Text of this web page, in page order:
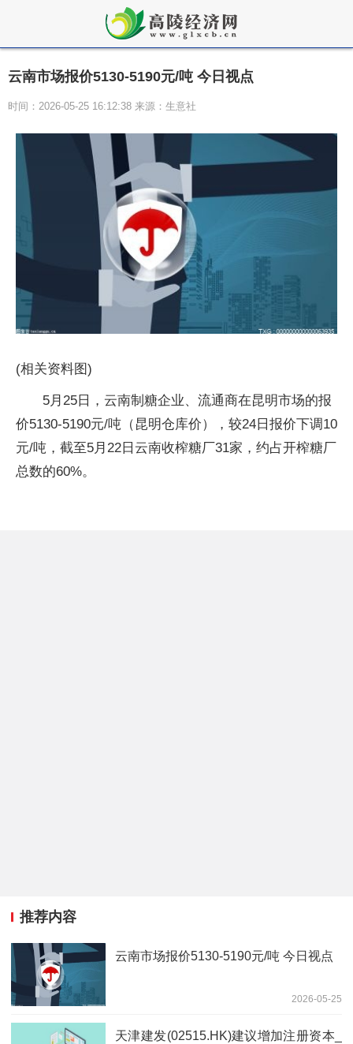
云南市场报价5130-5190元/吨 今日视点
时间：2026-05-25 16:12:38 来源：生意社
(相关资料图)
5月25日，云南制糖企业、流通商在昆明市场的报
价5130-5190元/吨（昆明仓库价），较24日报价下调10
元/吨，截至5月22日云南收榨糖厂31家，约占开榨糖厂
总数的60%。
推荐内容
云南市场报价5130-5190元/吨 今日视点
2026-05-25
天津建发(02515.HK)建议增加注册资本_